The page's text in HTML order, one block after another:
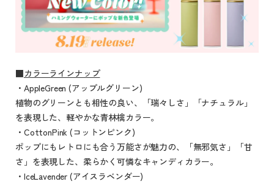
■カラーラインナップ
・AppleGreen (アップルグリーン)
植物のグリーンとも相性の良い、「瑞々しさ」「ナチュラル」
を表現した、軽やかな青林檎カラー。
・CottonPink (コットンピンク)
ポップにもレトロにも合う万能さが魅力の、「無邪気さ」「甘
さ」を表現した、柔らかく可憐なキャンディカラー。
・IceLavender (アイスラベンダー)